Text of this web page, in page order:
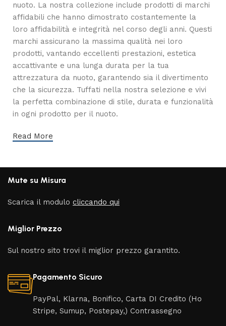
nuoto. La nostra collezione include prodotti di marchi
affidabili che hanno dimostrato costantemente la
loro affidabilità e integrità nel corso degli anni. Questi
marchi assicurano la massima qualità nei loro
prodotti, vantando eccellenti prestazioni, estetica
accattivante e una lunga durata per la tua
attrezzatura da nuoto, garantendo sia il divertimento
che la sicurezza. Tuffati nella nostra selezione e vivi
la perfetta combinazione di stile, durata e funzionalità
in ogni prodotto per il nuoto.
Read More
Mute su Misura
Scarica il modulocliccando qui
Miglior Prezzo
Sul nostro sito trovi il miglior prezzo garantito.
Pagamento Sicuro
PayPal, Klarna, Bonifico, Carta DI Credito (Ho
Stripe, Sumup, Postepay,) Contrassegno